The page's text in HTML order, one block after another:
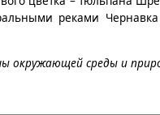
реками
окружающей среды и